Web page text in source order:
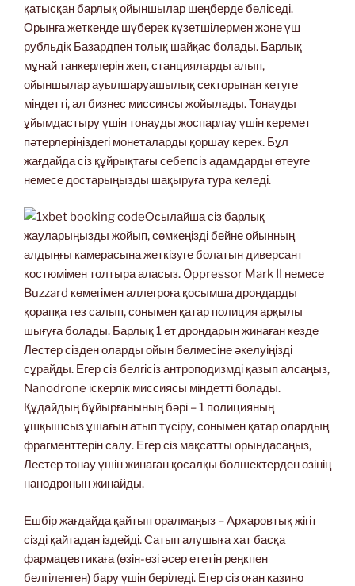
қатысқан барлық ойыншылар шеңберде бөліседі.
Орынға жеткенде шүберек күзетшілермен және үш
рубльдік Базардпен толық шайқас болады. Барлық
мұнай танкерлерін жеп, станцияларды алып,
ойыншылар ауылшаруашылық секторынан кетуге
міндетті, ал бизнес миссиясы жойылады. Тонауды
ұйымдастыру үшін тонауды жоспарлау үшін керемет
пәтерлеріңіздегі монеталарды қоршау керек. Бұл
жағдайда сіз құйрықтағы себепсіз адамдарды өтеуге
немесе достарыңызды шақыруға тура келеді.
Осылайша сіз барлық
жауларыңызды жойып, сөмкеңізді бейне ойынның
алдыңғы камерасына жеткізуге болатын диверсант
костюмімен толтыра аласыз. Oppressor Mark II немесе
Buzzard көмегімен аллегроға қосымша дрондарды
қорапқа тез салып, сонымен қатар полиция арқылы
шығуға болады. Барлық 1 ет дрондарын жинаған кезде
Лестер сізден оларды ойын бөлмесіне әкелуіңізді
сұрайды. Егер сіз белгісіз антроподизмді қазып алсаңыз,
Nanodrone іскерлік миссиясы міндетті болады.
Құдайдың бұйырғанының бәрі – 1 полицияның
ұшқышсыз ұшағын атып түсіру, сонымен қатар олардың
фрагменттерін салу. Егер сіз мақсатты орындасаңыз,
Лестер тонау үшін жинаған қосалқы бөлшектерден өзінің
нанодронын жинайды.
Ешбір жағдайда қайтып оралмаңыз – Архаровтық жігіт
сізді қайтадан іздейді. Сатып алушыға хат басқа
фармацевтикаға (өзін-өзі әсер ететін реңкпен
белгіленген) бару үшін беріледі. Егер сіз оған казино